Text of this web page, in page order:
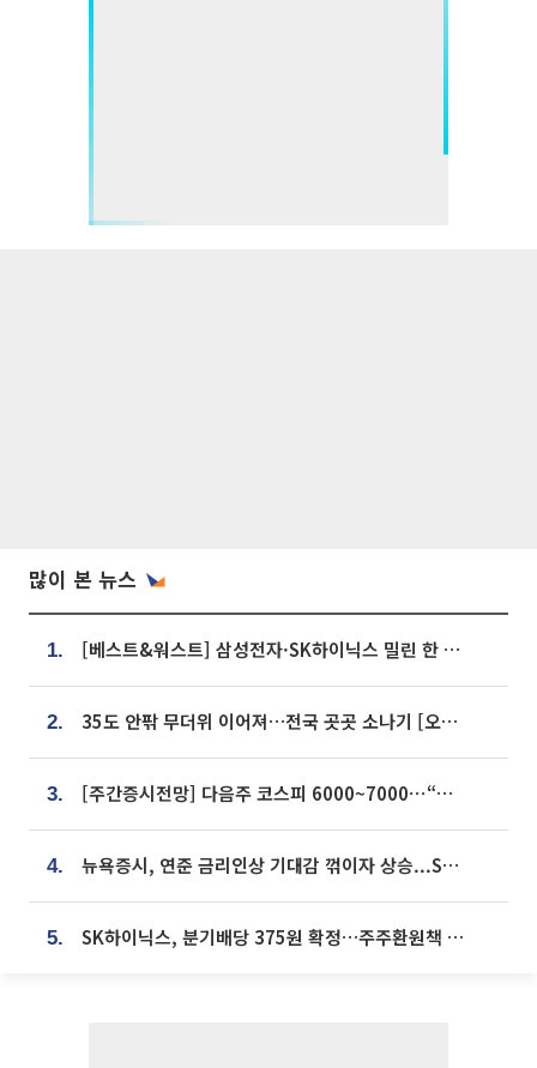
많이 본 뉴스
1. [베스트&워스트] 삼성전자·SK하이닉스 밀린 한 주…상상인증권은 85% 급등
2. 35도 안팎 무더위 이어져…전국 곳곳 소나기 [오늘 날씨]
3. [주간증시전망] 다음주 코스피 6000~7000⋯“外人 수급은 정책이 변수”
4. 뉴욕증시, 연준 금리인상 기대감 꺾이자 상승...S&P500 사상 최고치 [종합]
5. SK하이닉스, 분기배당 375원 확정…주주환원책 9월로 앞당겨 발표